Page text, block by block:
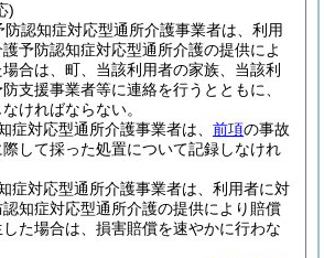
)
防認知症対応型通所介護事業者は、利用
予防認知症対応型通所介護の提供によ
合は、町、当該利用者の家族、当該利
支援事業者等に連絡を行うとともに、
ければならない。
症対応型通所介護事業者は、 前項の事故
して採った処置について記録しなけれ
症対応型通所介護事業者は、利用者に対
知症対応型通所介護の提供により賠償
た場合は、損害賠償を速やかに行わな